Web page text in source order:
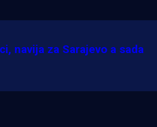
navija za Sarajevo a sada